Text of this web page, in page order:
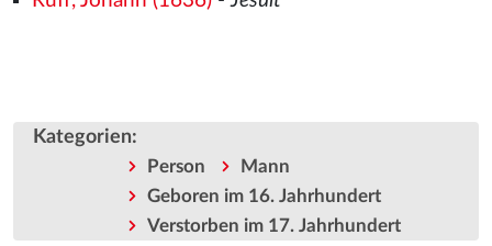
Kategorien:
Person
Mann
Geboren im 16. Jahrhundert
Verstorben im 17. Jahrhundert